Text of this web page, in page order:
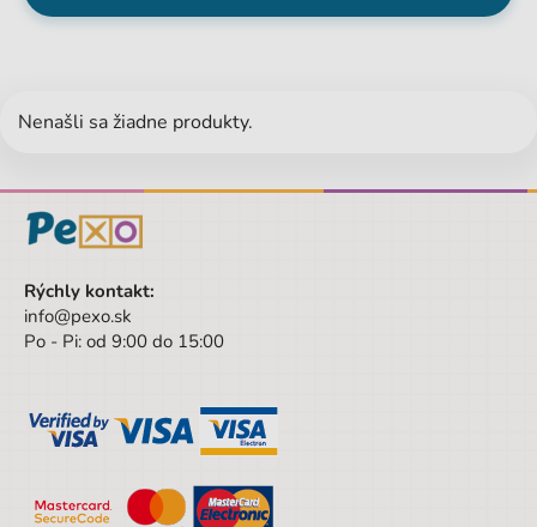
Nenašli sa žiadne produkty.
Rýchly kontakt:
info@pexo.sk
Po - Pi: od 9:00 do 15:00